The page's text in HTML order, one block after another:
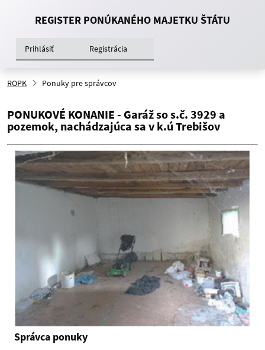
REGISTER PONÚKANÉHO MAJETKU ŠTÁTU
Prihlásiť Registrácia
ROPK Ponuky pre správcov
PONUKOVÉ KONANIE - Garáž so s.č. 3929 a
pozemok, nachádzajúca sa v k.ú Trebišov
Správca ponuky